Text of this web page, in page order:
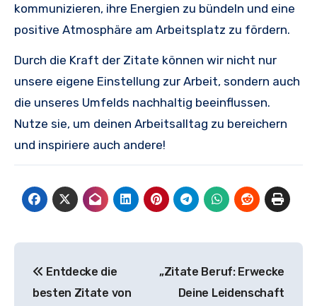
kommunizieren, ihre Energien zu bündeln und eine
positive Atmosphäre am Arbeitsplatz zu fördern.
Durch die Kraft der Zitate können wir nicht nur
unsere eigene Einstellung zur Arbeit, sondern auch
die unseres Umfelds nachhaltig beeinflussen.
Nutze sie, um deinen Arbeitsalltag zu bereichern
und inspiriere auch andere!
Entdecke die
besten Zitate von
„Zitate Beruf: Erwecke
Deine Leidenschaft